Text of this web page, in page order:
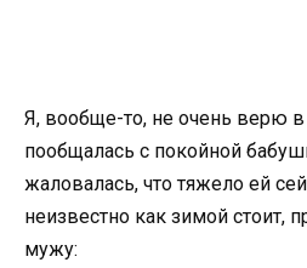
Я, вообще-то, не очень верю
пообщалась с покойной
жаловалась, что тяжело ей
неизвестно как зимой стоит,
мужу: